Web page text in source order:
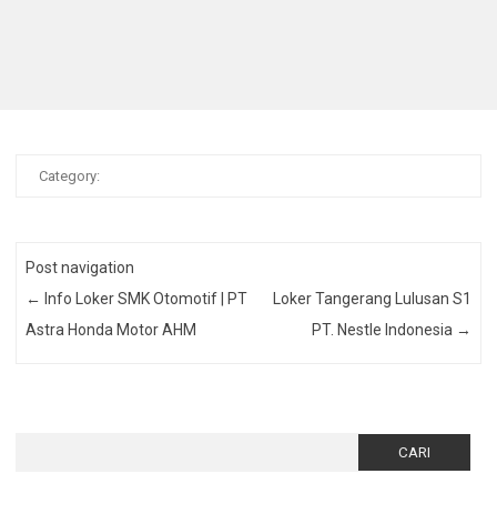
Category:
Post navigation
← Info Loker SMK Otomotif | PT
Astra Honda Motor AHM
Loker Tangerang Lulusan S1
PT. Nestle Indonesia →